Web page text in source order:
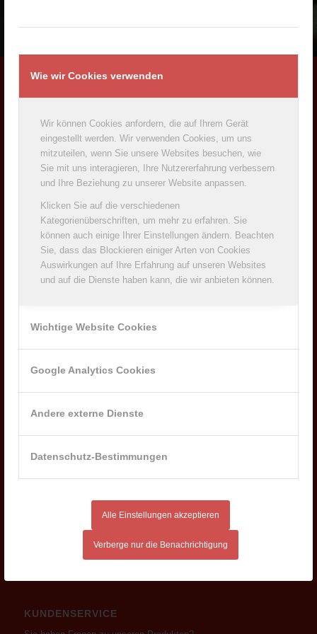
Wie wir Cookies verwenden
Wir können Cookies anfordern, die auf Ihrem Gerät
eingestellt werden. Wir verwenden Cookies, um uns
mitzuteilen, wenn Sie unsere Websites besuchen, wie
Sie mit uns interagieren, Ihre Nutzererfahrung verbessern
und Ihre Beziehung zu unserer Website anpassen.
Klicken Sie auf die verschiedenen
Kategorienüberschriften, um mehr zu erfahren. Sie
können auch einige Ihrer Einstellungen ändern. Beachten
Sie, dass das Blockieren einiger Arten von Cookies
Auswirkungen auf Ihre Erfahrung auf unseren Websites
und auf die Dienste haben kann, die wir anbieten können.
Wichtige Website Cookies
Google Analytics Cookies
Andere externe Dienste
Datenschutz-Bestimmungen
Alle Einstellungen akzeptieren
Verberge nur die Benachrichtigung
Milchwerke Oberfranken West eG
Sulzdorfer Str. 7
96484 Meeder
Telefon: +49 (0)9566/929-0
Telefax: +49 (0)9566/929-200
NACHRICHTEN
Lichtenfels
2. Januar 2025 - 8:30
Die „ZEIG-DICH!-Tour“- die rollende Berufsmesse
Neu- und Wiederwahlen an der Generalversammlung am
11. Juni 2024 - 9:51
KUNDENSERVICE